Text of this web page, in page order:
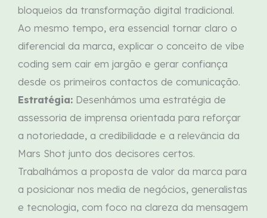
bloqueios da transformação digital tradicional.
Ao mesmo tempo, era essencial tornar claro o
diferencial da marca, explicar o conceito de vibe
coding sem cair em jargão e gerar confiança
desde os primeiros contactos de comunicação.
Estratégia: Desenhámos uma estratégia de
assessoria de imprensa orientada para reforçar
a notoriedade, a credibilidade e a relevância da
Mars Shot junto dos decisores certos.
Trabalhámos a proposta de valor da marca para
a posicionar nos media de negócios, generalistas
e tecnologia, com foco na clareza da mensagem